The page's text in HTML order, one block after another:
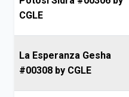
CGLE
La Esperanza Gesha
#00308 by CGLE